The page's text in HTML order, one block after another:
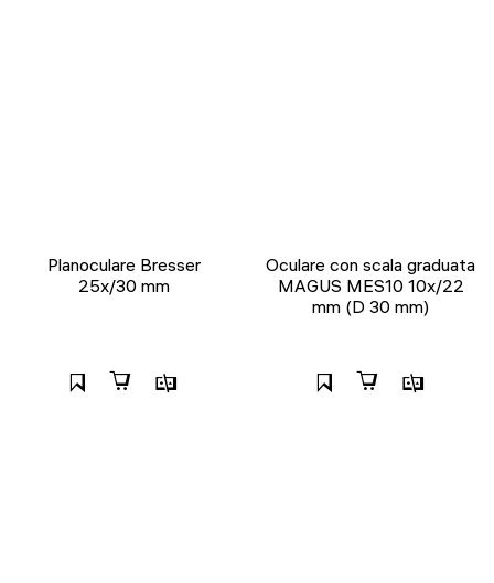
Planoculare Bresser
25x/30 mm
Oculare con scala graduata
MAGUS MES10 10х/22
mm (D 30 mm)